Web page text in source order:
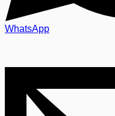
WhatsApp